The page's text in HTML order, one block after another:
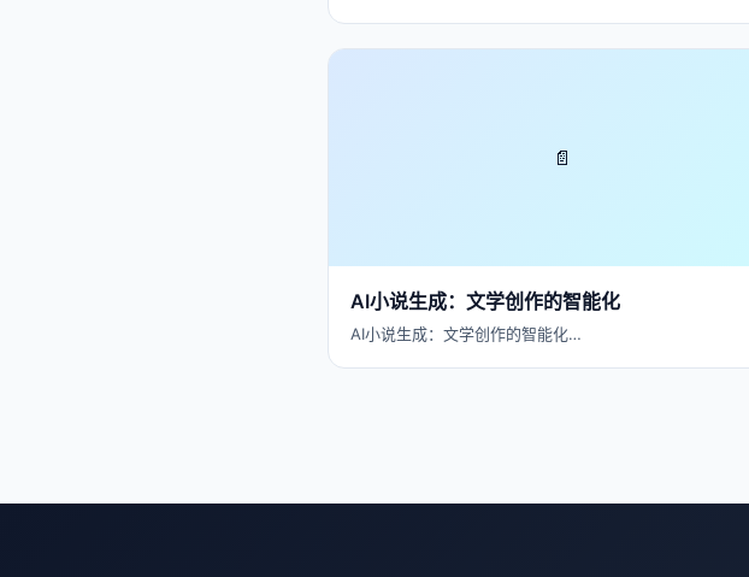
📄
AI小说生成：文学创作的智能化
AI小说生成：文学创作的智能化…